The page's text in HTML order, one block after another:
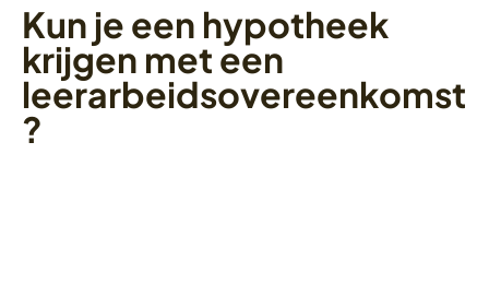
Kun je een hypotheek
krijgen met een
leerarbeidsovereenkomst
?